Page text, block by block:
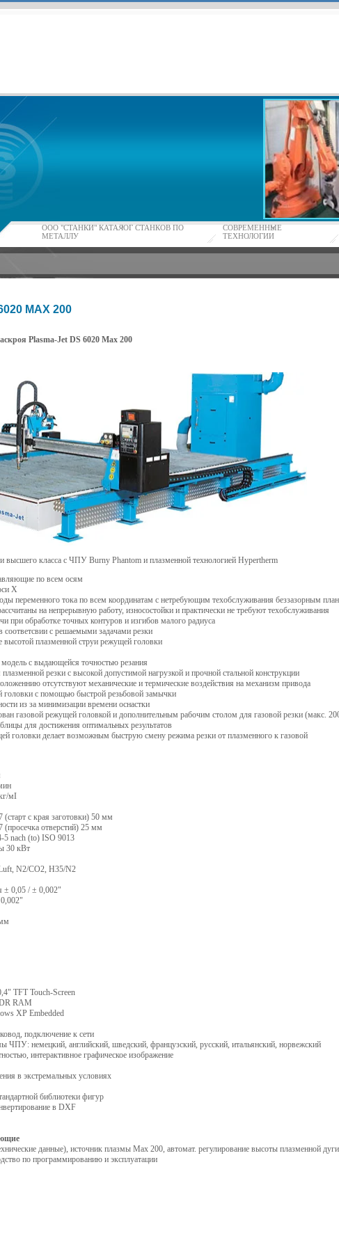
ООО "СТАНКИ" КАТАЛОГ СТАНКОВ ПО
МЕТАЛЛУ
СОВРЕМЕННЫЕ
ТЕХНОЛОГИИ
MAX 200
Plasma-Jet DS 6020 Max 200
высшего класса с ЧПУ Burny Phantom и плазменной технологией Hypertherm
по всем осям
Х
переменного тока по всем координатам с нетребующим техобслуживания беззазорным
на непрерывную работу, износостойки и практически не требуют техобслуживания
при обработке точных контуров и изгибов малого радиуса
с решаемыми задачами резки
высотой плазменной струи режущей головки
с выдающейся точностью резания
резки с высокой допустимой нагрузкой и прочной стальной конструкции
отсутствуют механические и термические воздействия на механизм привода
с помощью быстрой резьбовой замычки
из за минимизации времени оснастки
газовой режущей головкой и дополнительным рабочим столом для газовой резки (макс.
для достижения оптимальных результатов
головки делает возможным быструю смену режима резки от плазменного к газовой
мІ
с края заготовки) 50 мм
(просечка отверстий) 25 мм
5 nach (to) ISO 9013
30 кВт
N2/CO2, H35/N2
± 0,05 / ± 0,002"
TFT Touch-Screen
RAM
XP Embedded
подключение к сети
ЧПУ: немецкий, английский, шведский, французский, русский, итальянский, норвежский
интерактивное графическое изображение
в экстремальных условиях
библиотеки фигур
в DXF
данные), источник плазмы Max 200, автомат. регулирование высоты плазменной
по программированию и эксплуатации